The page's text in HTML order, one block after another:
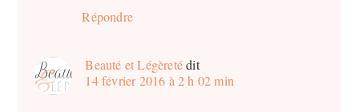
Répondre
Beauté et Légèreté dit
14 février 2016 à 2 h 02 min